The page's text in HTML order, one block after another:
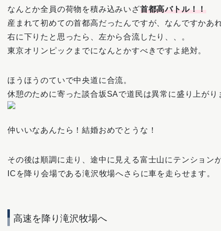
なんとか全員の荷物を積み込みいざ首都高バトル！！
産まれて初めての首都高だったんですが、なんですかあ
右に下りたと思ったら、左から合流したり、、。
東京オリンピックまでになんとかすべきですよ絶対。
ほうほうのていで中央道に合流。
休憩のために寄った談合坂SAで道民は異常に盛り上がり
仲いいなあんたら！結婚おめでとうな！
その後は順調に走り、途中に見える富士山にテンション
ICを降り会場である滝沢牧場へさらに車を走らせます。
高速を降り滝沢牧場へ